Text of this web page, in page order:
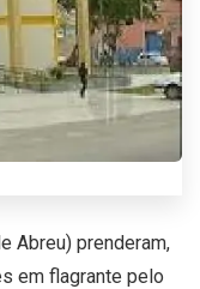
Abreu) prenderam,
em flagrante pelo